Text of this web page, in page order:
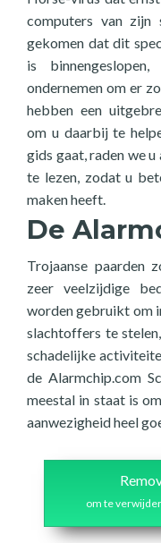
computers van zijn
gekomen dat dit
is
ondernemen om er
hebben een
om u daarbij te
gids gaat, raden we
te lezen, zodat u
maken heeft.
De
Trojaanse paarden
zeer veelzijdige
worden gebruikt om
slachtoffers te
schadelijke
de Alarmchip.com
meestal in staat is
aanwezigheid heel
om te